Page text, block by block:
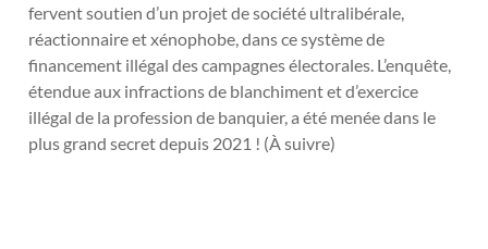
fervent soutien d’un projet de société ultralibérale,
réactionnaire et xénophobe, dans ce système de
financement illégal des campagnes électorales. L’enquête,
étendue aux infractions de blanchiment et d’exercice
illégal de la profession de banquier, a été menée dans le
plus grand secret depuis 2021 ! (À suivre)